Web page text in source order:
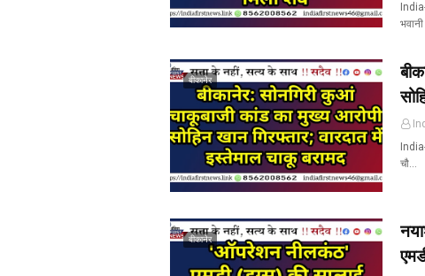
बीकानेर
चौ…
बीकानेर